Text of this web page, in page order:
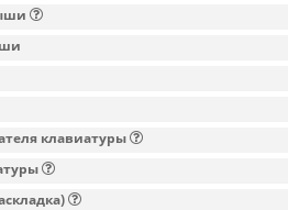
клавиатуры